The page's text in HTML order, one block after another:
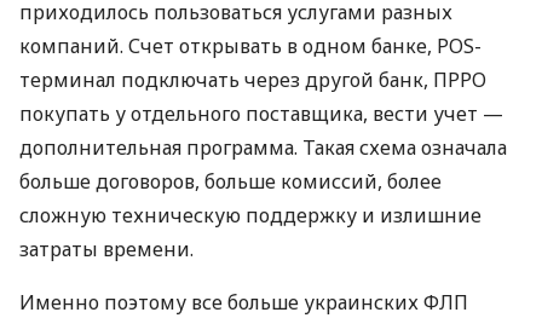
приходилось пользоваться услугами разных
компаний. Счет открывать в одном банке, POS-
терминал подключать через другой банк, ПРРО
покупать у отдельного поставщика, вести учет —
дополнительная программа. Такая схема означала
больше договоров, больше комиссий, более
сложную техническую поддержку и излишние
затраты времени.
Именно поэтому все больше украинских ФЛП